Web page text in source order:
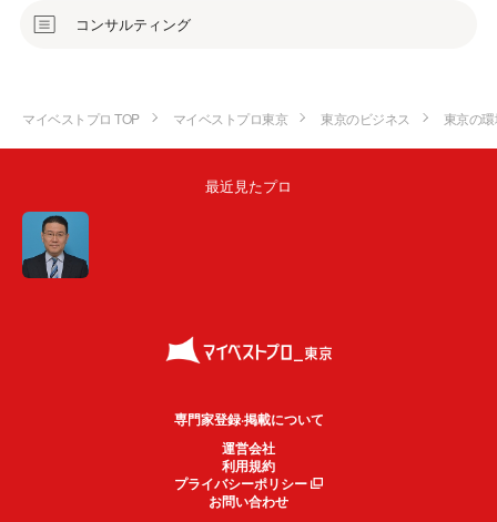
コンサルティング
マイベストプロ TOP マイベストプロ東京 東京のビジネス 東京の
最近見たプロ
専門家登録·掲載について
運営会社
利用規約
プライバシーポリシー
お問い合わせ